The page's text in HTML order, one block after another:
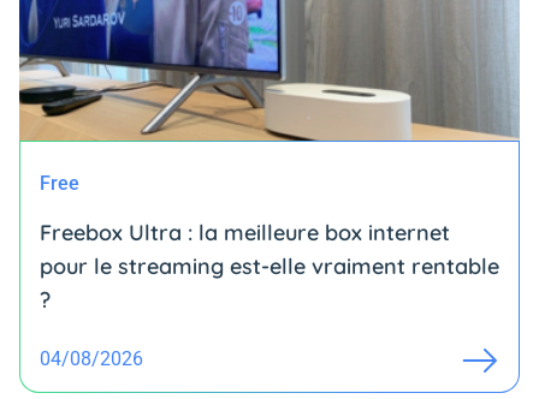
Free
Freebox Ultra : la meilleure box internet
pour le streaming est-elle vraiment rentable
?
04/08/2026